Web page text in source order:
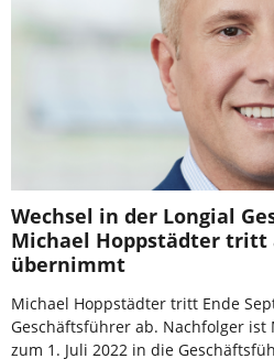
Wechsel in der Longial
Michael Hoppstädter tritt
übernimmt
Michael Hoppstädter tritt Ende
Geschäftsführer ab. Nachfolger
zum 1. Juli 2022 in die